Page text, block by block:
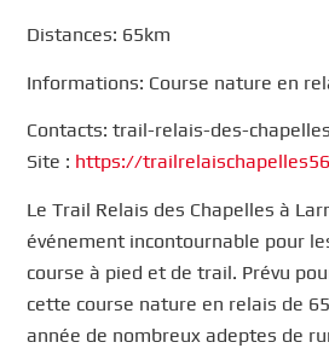
Distances: 65km
Informations: Course nature en
Contacts: trail-relais-des-
Site : https://
Le Trail Relais des Chapelles à
événement incontournable pour
course à pied et de trail. Prévu
cette course nature en relais de
année de nombreux adeptes de